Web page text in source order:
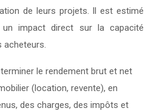
de leurs projets. Il est estimé
impact direct sur la capacité
acheteurs.
le rendement brut et net
(location, revente), en
des charges, des impôts et